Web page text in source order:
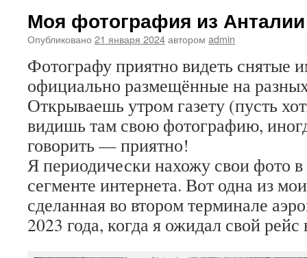
Моя фотография из
Опубликовано 21 января 2024автором admin
Фотографу приятно видеть снятые
официально размещённые на
Открываешь утром газету (пусть
видишь там свою фотографию,
говорить — приятно!
Я периодически нахожу свои фото
сегменте интернета. Вот одна из
сделанная во втором терминале
2023 года, когда я ожидал свой